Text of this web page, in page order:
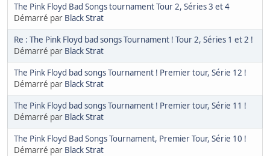
The Pink Floyd Bad Songs tournament Tour 2, Séries 3 et 4
Démarré par Black Strat
Re : The Pink Floyd bad songs Tournament ! Tour 2, Séries 1 et 2 !
Démarré par Black Strat
The Pink Floyd bad songs Tournament ! Premier tour, Série 12 !
Démarré par Black Strat
The Pink Floyd bad songs Tournament ! Premier tour, Série 11 !
Démarré par Black Strat
The Pink Floyd Bad Songs Tournament, Premier Tour, Série 10 !
Démarré par Black Strat